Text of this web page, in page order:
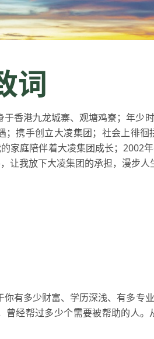
词
香港九龙城寨、观塘鸡寮；年少
；携手创立大凌集团；社会上徘徊
家庭陪伴着大凌集团成长；2002
让我放下大凌集团的承担，漫步人
有多少财富、学历深浅、有多专
曾经帮过多少个需要被帮助的人。